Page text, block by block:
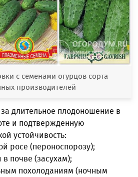
с семенами огурцов сорта
производителей
длительное плодоношение в
и подтвержденную
устойчивость:
росе (пероноспорозу);
в почве (засухам);
похолоданиям (ночным